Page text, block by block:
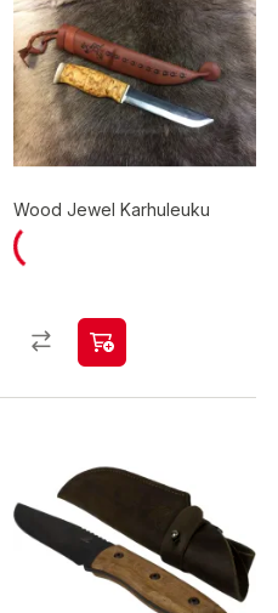
Wood Jewel Karhuleuku